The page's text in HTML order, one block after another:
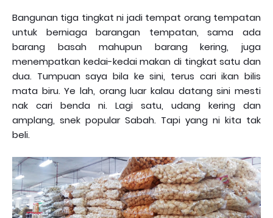
Bangunan tiga tingkat ni jadi tempat orang tempatan
untuk berniaga barangan tempatan, sama ada
barang basah mahupun barang kering, juga
menempatkan kedai-kedai makan di tingkat satu dan
dua. Tumpuan saya bila ke sini, terus cari ikan bilis
mata biru. Ye lah, orang luar kalau datang sini mesti
nak cari benda ni. Lagi satu, udang kering dan
amplang, snek popular Sabah. Tapi yang ni kita tak
beli.